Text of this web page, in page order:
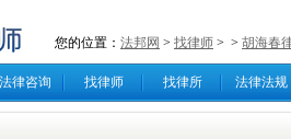
您的位置： 法邦网 > 找律师 > > 胡海春
法律咨询 找律师 找律所 法律法规